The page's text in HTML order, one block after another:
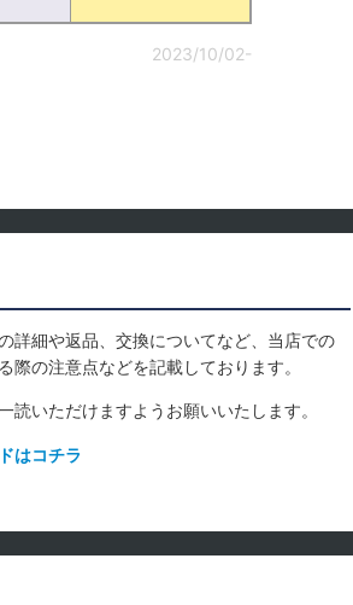
2023/10/02-
詳細や返品、交換についてなど、当店での
際の注意点などを記載しております。
読いただけますようお願いいたします。
はコチラ